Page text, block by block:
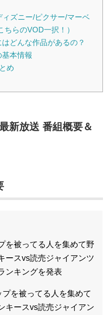
ズニー/ピクサー/マーベ
らのVOD一択！）
どんな作品があるの？
本情報
め
新放送 番組概要＆
を被ってる人を集めて野
ースvs読売ジャイアンツ
ンキングを発表
を被ってる人を集めて
キースvs読売ジャイアン